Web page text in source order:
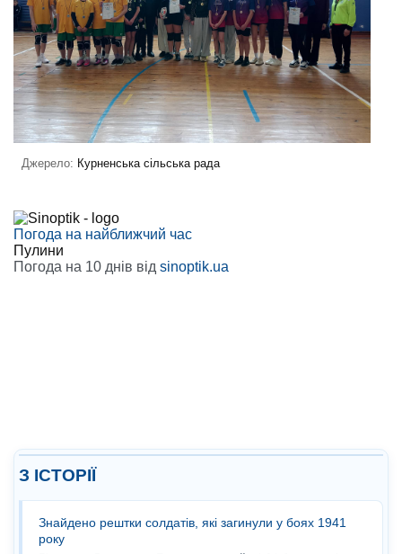
Джерело: Курненська сільська рада
Погода на найближчий час
Пулини
Погода на 10 днів від sinoptik.ua
З ІСТОРІЇ
Знайдено рештки солдатів, які загинули у боях 1941
року